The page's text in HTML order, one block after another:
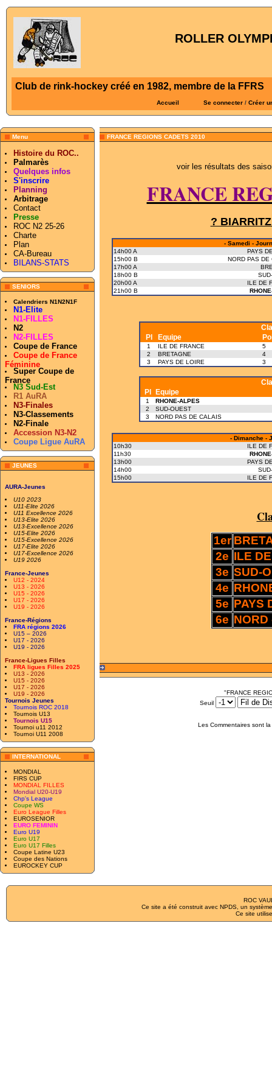
ROLLER
Club de rink-hockey créé en 1982, membre de la FFRS
Accueil Se connecter / Créer
Menu
Histoire du ROC..
Palmarès
Quelques infos
S'inscrire
Planning
Arbitrage
Contact
Presse
ROC N2 25-26
Charte
Plan
CA-Bureau
BILANS-STATS
SENIORS
Calendriers N1N2N1F
N1-Elite
N1-FILLES
N2
N2-FILLES
Coupe de France
Coupe de France
Féminine
Super Coupe de
France
N3 Sud-Est
R1 AuRA
N3-Finales
N3-Classements
N2-Finale
Accession N3-N2
Coupe Ligue AuRA
JEUNES
AURA-Jeunes
U10 2023
U11-Elite 2026
U11 Excellence 2026
U13-Elite 2026
U13-Excellence 2026
U15-Elite 2026
U15-Excellence 2026
U17-Elite 2026
U17-Excellence 2026
U19 2026
France-Jeunes
U12 - 2024
U13 - 2026
U15 - 2026
U17 - 2026
U19 - 2026
France-Régions
FRA régions 2026
U15 – 2026
U17 - 2026
U19 - 2026
France-Ligues Filles
FRA ligues Filles 2025
U13 - 2026
U15 - 2026
U17 - 2026
U19 - 2026
Tournois Jeunes
Tournois ROC 2018
Tournois U13
Tournois U15
Tournoi u11 2012
Tournoi U11 2008
INTERNATIONAL
MONDIAL
FIRS CUP
MONDIAL FILLES
Mondial U20-U19
Chp's League
Coupe WS
Euro League Filles
EUROSENIOR
EURO FEMININ
Euro U19
Euro U17
Euro U17 Filles
Coupe Latine U23
Coupe des Nations
EUROCKEY CUP
FRANCE REGIONS CADETS 2010
voir les résultats des
FRANCE
?
- Samedi -
14h00 A
PAYS
15h00 B
NORD PAS DE
17h00 A
18h00 B
20h00 A
ILE DE
21h00 B
Pl
Equipe
1 ILE DE FRANCE
5
2
BRETAGNE
4
3
PAYS DE LOIRE 3
Pl
Equipe
1
RHONE-ALPES
2
SUD-OUEST
3
NORD PAS DE CALAIS
- Dimanche -
10h30
ILE DE
11h30
13h00
PAYS
14h00
15h00
ILE DE
1er
2e ILE
3e SUD-
4e
5e PAYS
6e NORD
"FRANCE
Seuil
Les Commentaires sont
ROC
Ce site a été construit avec NPDS , un
Ce site